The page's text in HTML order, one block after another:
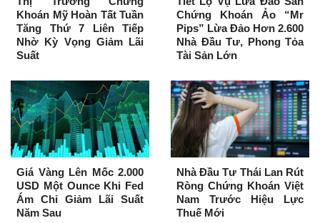
Khoán Mỹ Hoàn Tất Tuần
Tăng Thứ 7 Liên Tiếp
Nhờ Kỳ Vọng Giảm Lãi
Suất
Chứng Khoán Ảo “Mr
Pips” Lừa Đảo Hơn 2.600
Nhà Đầu Tư, Phong Tỏa
Tài Sản Lớn
Giá Vàng Lên Mốc 2.000
USD Một Ounce Khi Fed
Ám Chỉ Giảm Lãi Suất
Năm Sau
Nhà Đầu Tư Thái Lan Rút
Ròng Chứng Khoán Việt
Nam Trước Hiệu Lực
Thuế Mới